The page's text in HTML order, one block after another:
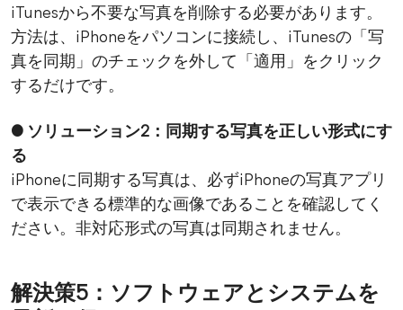
iTunesから不要な写真を削除する必要があります。
方法は、iPhoneをパソコンに接続し、iTunesの「写
真を同期」のチェックを外して「適用」をクリック
するだけです。
● ソリューション2：同期する写真を正しい形式にす
る
iPhoneに同期する写真は、必ずiPhoneの写真アプリ
で表示できる標準的な画像であることを確認してく
ださい。非対応形式の写真は同期されません。
解決策5：ソフトウェアとシステムを